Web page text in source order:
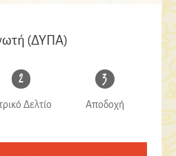
(ΔΥΠΑ)
2
Δελτίο
3
Αποδοχή